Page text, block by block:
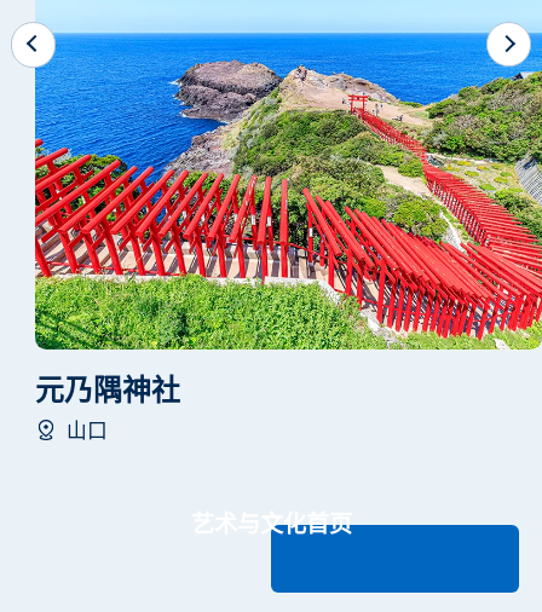
元乃隅神社
山口
艺术与文化首页